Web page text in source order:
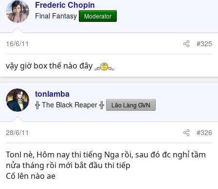
Frederic Chopin
Final Fantasy Moderator
16/6/11 #325
vậy giờ box thế nào đây
tonlamba
╬ The Black Reaper ╬ Lão Làng GVN
28/6/11 #326
Tonl nè, Hôm nay thi tiếng Nga rồi, sau đó đc nghỉ tầm
nửa tháng rồi mới bắt đầu thi tiếp
Cố lên nào ae